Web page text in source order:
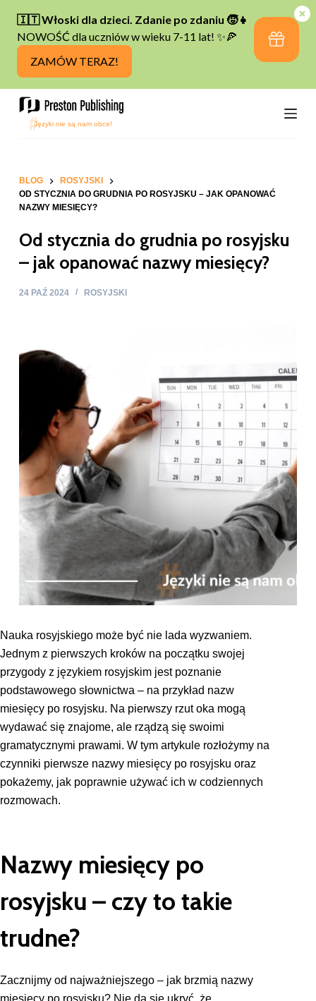
P
z
e
j
BLOG
ROSYJSKI
OD STYCZNIA DO GRUDNIA PO ROSYJSKU – JAK OPANOWAĆ
NAZWY MIESIĘCY?
Od stycznia do grudnia po rosyjsku
– jak opanować nazwy miesięcy?
24 PAŹ 2024 ROSYJSKI
Nauka rosyjskiego może być nie lada wyzwaniem.
Jednym z pierwszych kroków na początku swojej
przygody z językiem rosyjskim jest poznanie
podstawowego słownictwa – na przykład nazw
miesięcy po rosyjsku. Na pierwszy rzut oka mogą
wydawać się znajome, ale rządzą się swoimi
gramatycznymi prawami. W tym artykule rozłożymy na
czynniki pierwsze nazwy miesięcy po rosyjsku oraz
pokażemy, jak poprawnie używać ich w codziennych
rozmowach.
Nazwy miesięcy po
rosyjsku – czy to takie
trudne?
Zacznijmy od najważniejszego – jak brzmią nazwy
miesięcy po rosyjsku? Nie da się ukryć, że